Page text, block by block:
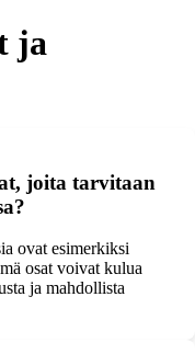
ja
joita tarvitaan
ovat esimerkiksi
osat voivat kulua
ja mahdollista